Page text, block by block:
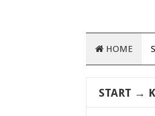
HOME
START →